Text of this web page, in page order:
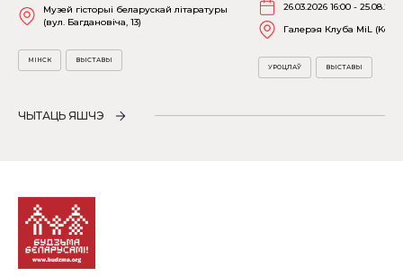
Музей гісторыі беларускай літаратуры
(вул. Багдановіча, 13)
МІНСК ВЫСТАВЫ
26.03.2026 16:00 -
Галерэя Клуба MiL
УРОЦЛАЎ ВЫСТАВЫ
ЧЫТАЦЬ ЯШЧЭ